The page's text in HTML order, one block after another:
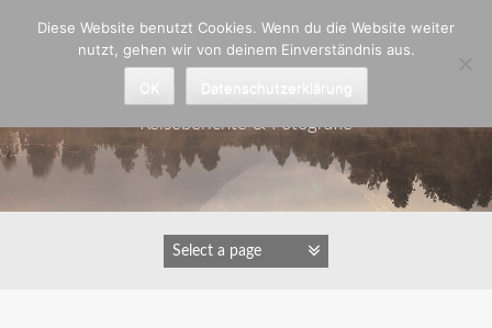
Astrid Padberg
Reiseberichte & Fotografie
Diese Website benutzt Cookies. Wenn du die Website weiter
nutzt, gehen wir von deinem Einverständnis aus.